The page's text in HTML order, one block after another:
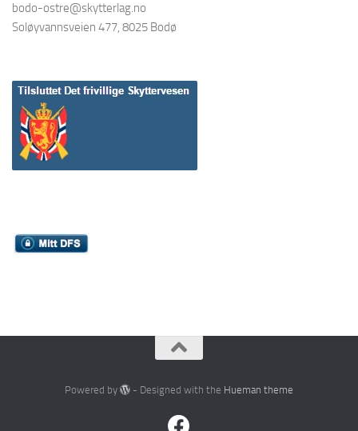
bodo-ostre@skytterlag.no
Soløyvannsveien 477, 8025 Bodø
Powered by - Designed with the Hueman theme